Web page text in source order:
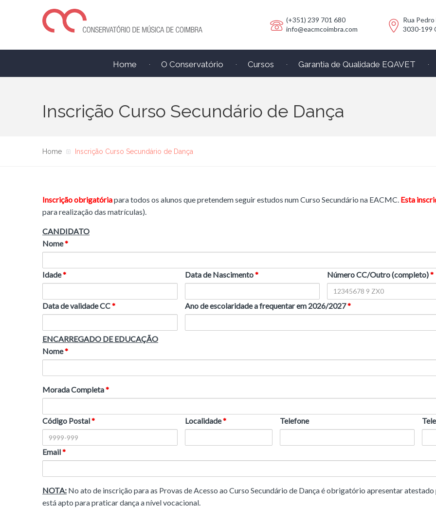
(+351) 239 701 680
info@eacmcoimbra.com
Rua
3030-199
Home O Conservatório Cursos Garantia de Qualidade EQAVET
Inscrição Curso Secundário de Dança
Home Inscrição Curso Secundário de Dança
Inscrição obrigatóriapara todos os alunos que pretendem seguir estudos num Curso Secundário na EACMC. Esta
para realização das matrículas).
CANDIDATO
Nome*
Idade* Data de Nascimento* Número CC/Outro (completo)*
Data de validade CC* Ano de escolaridade a frequentar em 2026/2027*
ENCARREGADO DE EDUCAÇÃO
Nome*
Morada Completa*
Código Postal* Localidade* Telefone
Email*
NOTA: No ato de inscrição para as Provas de Acesso ao Curso Secundário de Dança é obrigatório apresentar
está apto para praticar dança a nível vocacional.